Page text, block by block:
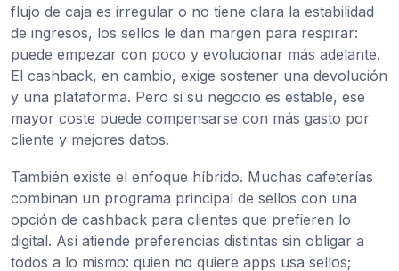
flujo de caja es irregular o no tiene clara la estabilidad
de ingresos, los sellos le dan margen para respirar:
puede empezar con poco y evolucionar más adelante.
El cashback, en cambio, exige sostener una devolución
y una plataforma. Pero si su negocio es estable, ese
mayor coste puede compensarse con más gasto por
cliente y mejores datos.
También existe el enfoque híbrido. Muchas cafeterías
combinan un programa principal de sellos con una
opción de cashback para clientes que prefieren lo
digital. Así atiende preferencias distintas sin obligar a
todos a lo mismo: quien no quiere apps usa sellos;